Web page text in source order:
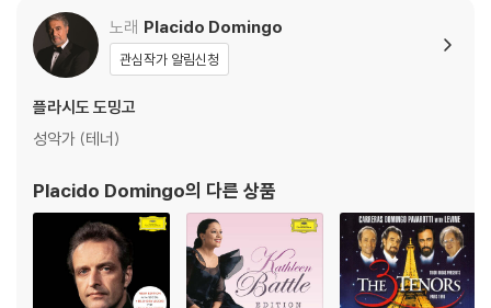
노래 Placido Domingo
관심작가 알림신청
플라시도 도밍고
성악가 (테너)
Placido Domingo의 다른 상품